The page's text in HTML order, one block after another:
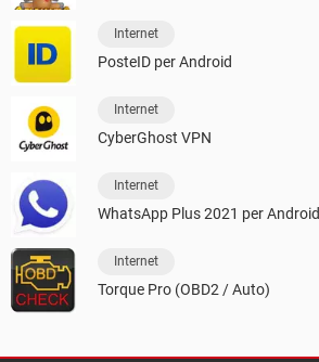
Internet
PosteID per Android
Internet
CyberGhost VPN
Internet
WhatsApp Plus 2021 per Android
Internet
Torque Pro (OBD2 / Auto)